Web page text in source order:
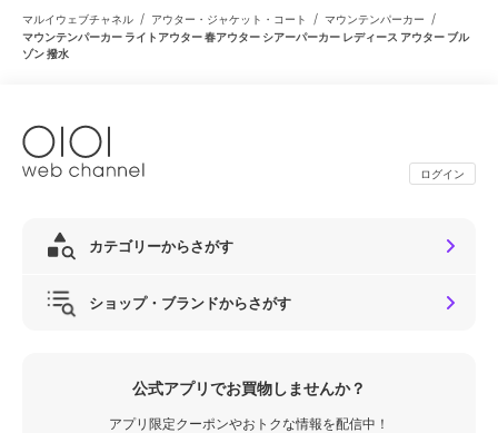
マルイウェブチャネル / アウター・ジャケット・コート / マウンテンパーカー /
マウンテンパーカー ライトアウター 春アウター シアーパーカー レディース アウター ブル
ゾン 撥水
ログイン
カテゴリーからさがす
ショップ・ブランドからさがす
公式アプリでお買物しませんか？
アプリ限定クーポンやおトクな情報を配信中！